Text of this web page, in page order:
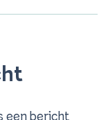
een bericht